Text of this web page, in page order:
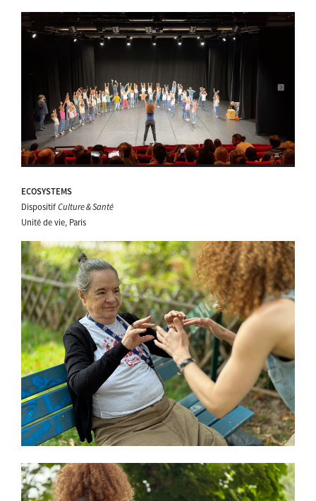
ECOSYSTEMS
Dispositif Culture & Santé
Unité de vie, Paris